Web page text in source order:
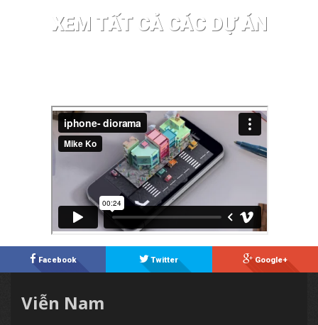
XEM TẤT CẢ CÁC DỰ ÁN
Facebook Twitter Google+
Viễn Nam